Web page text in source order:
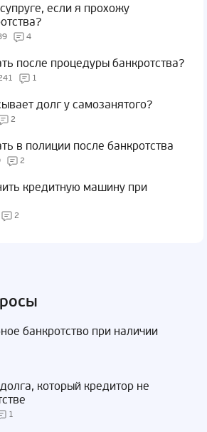
если я прохожу
4
после процедуры банкротства?
1
долг у самозанятого?
2
в полиции после банкротства
2
кредитную машину при
2
банкротство при наличии
который кредитор не
1